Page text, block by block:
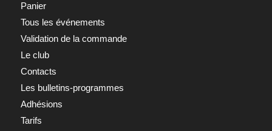
Panier
Tous les événements
Validation de la commande
Le club
Contacts
Les bulletins-programmes
Adhésions
Tarifs